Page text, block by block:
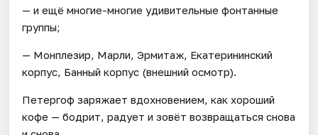
— и ещё многие-многие удивительные фонтанные
группы;
— Монплезир, Марли, Эрмитаж, Екатерининский
корпус, Банный корпус (внешний осмотр).
Петергоф заряжает вдохновением, как хороший
кофе — бодрит, радует и зовёт возвращаться снова